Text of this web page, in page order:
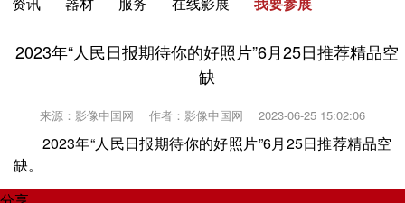
2023年“人民日报期待你的好照片”6月25日推荐精品空
缺
来源：影像中国网 作者：影像中国网 2023-06-25 15:02:06
2023年“人民日报期待你的好照片”6月25日推荐精品空
缺。